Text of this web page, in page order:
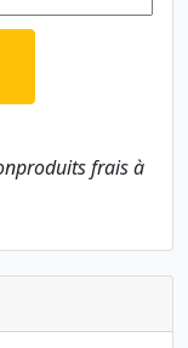
frais à